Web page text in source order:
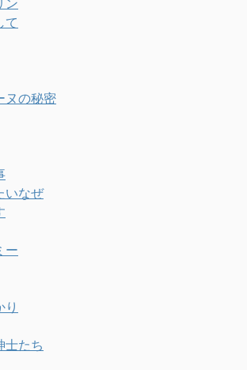
て
ヌの秘密
いなぜ
ー
士たち